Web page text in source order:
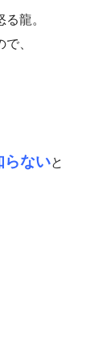
龍。
、
らないと